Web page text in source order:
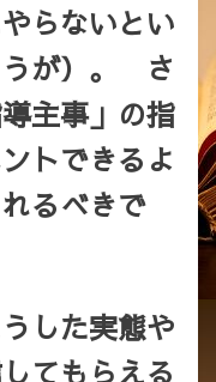
らないとい
うが）。 さ
主事」の指
トできるよ
るべきで
した実態や
てもらえる